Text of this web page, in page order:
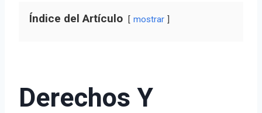
Índice del Artículo mostrar
Derechos Y